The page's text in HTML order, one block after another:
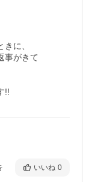
に、
事がきて
いいね 0